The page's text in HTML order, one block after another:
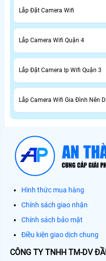
Lắp Đặt Camera Wifi
Lắp Camera Wifi Quận 4
Lắp Đặt Camera Ip Wifi Quận 3
Lắp Camera Wifi Gia Đình Nên
Hình thức mua hàng
Chính sách giao nhận
Chính sách bảo mật
Điều kiện giao dịch chung
CÔNG TY TNHH TM-DV